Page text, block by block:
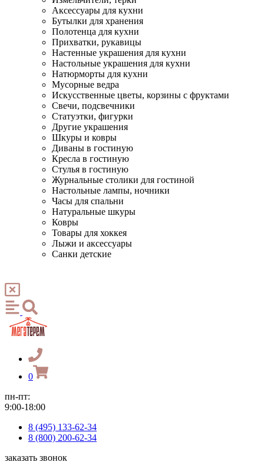
Аксессуары для кухни
Бутылки для хранения
Полотенца для кухни
Прихватки, рукавицы
Настенные украшения для кухни
Настольные украшения для кухни
Натюрморты для кухни
Мусорные ведра
Искусственные цветы, корзины с фруктами
Свечи, подсвечники
Статуэтки, фигурки
Другие украшения
Шкуры и ковры
Диваны в гостиную
Кресла в гостиную
Стулья в гостиную
Журнальные столики для гостиной
Настольные лампы, ночники
Часы для спальни
Натуральные шкуры
Ковры
Товары для хоккея
Лыжи и аксессуары
Санки детские
0
пн-пт:
9:00-18:00
8 (495) 133-62-34
8 (800) 200-62-34
заказать звонок